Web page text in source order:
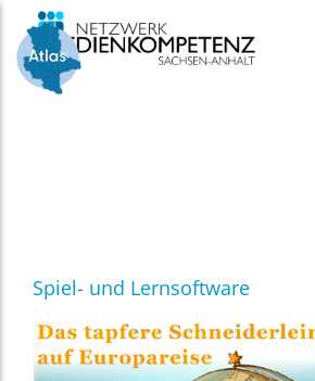
Skip
content
Spiel- und Lernsoftware